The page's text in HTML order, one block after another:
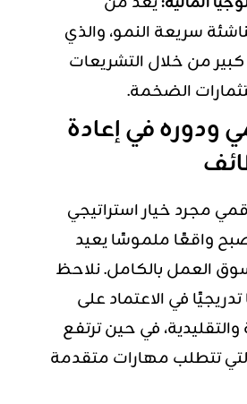
سريعة النمو، والذي
من خلال التشريعات
الضخمة.
ودوره في إعادة
مجرد خيار استراتيجي
واقعًا ملموسًا يعيد
العمل بالكامل. نلاحظ
في الاعتماد على
والتقليدية، في حين ترتفع
تتطلب مهارات متقدمة